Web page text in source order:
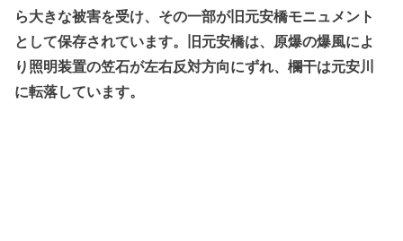
ら大きな被害を受け、その一部が旧元安橋モニュメント
として保存されています。旧元安橋は、原爆の爆風によ
り照明装置の笠石が左右反対方向にずれ、欄干は元安川
に転落しています。